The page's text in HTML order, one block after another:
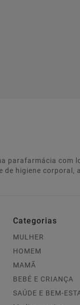
parafarmácia com
de higiene corporal,
Categorias
MULHER
HOMEM
MAMÃ
BEBÉ E CRIANÇA
SAÚDE E BEM-